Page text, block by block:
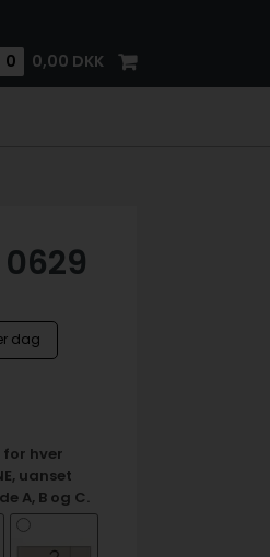
0 0,00 DKK
dag
hver
uanset
A, B og C.